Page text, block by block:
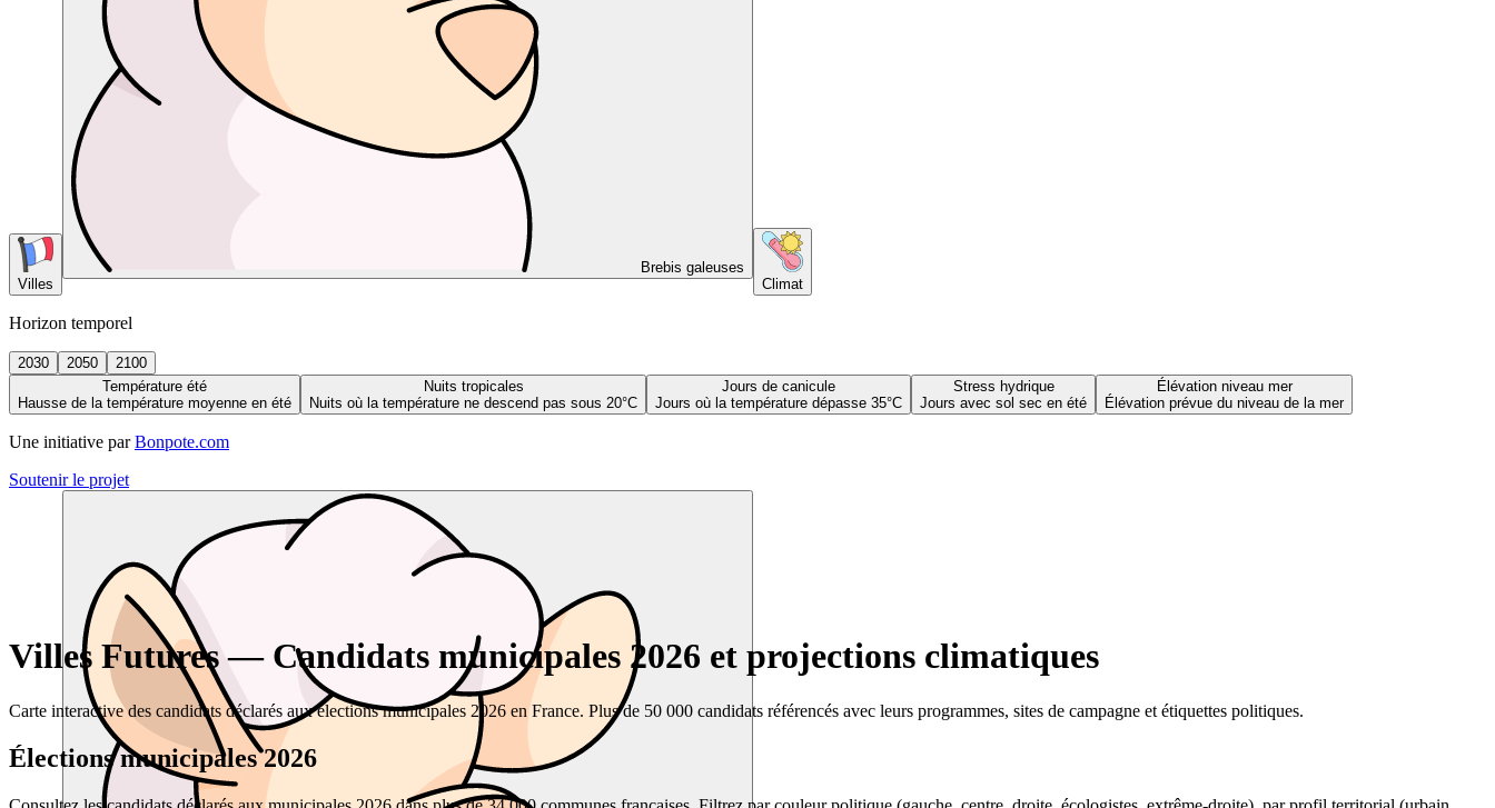
Villes
Brebis galeuses
Climat
Horizon temporel
2030 2050
2100
Température été
Hausse de la température moyenne en été
Nuits tropicales
Nuits où la température ne descend pas sous 20°C
Jours de canicule
Jours où la température dépasse 35°C
Stress hydrique
Jours avec sol sec en été
Élévation niveau mer
Élévation prévue du niveau de la mer
Une initiative par Bonpote.com
Soutenir le projet
Villes Futures — Candidats municipales 2026 et projections climatiques
Carte interactive des candidats déclarés aux élections municipales 2026 en France. Plus de 50 000 candidats référencés avec leurs programmes, sites de campagne et étiquettes politiques.
Élections municipales 2026